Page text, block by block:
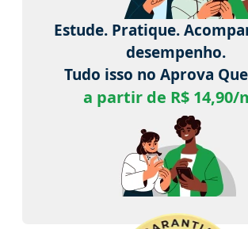
Estude. Pratique.
desempenho.
Tudo isso no Aprova
a partir de R$ 14,90/